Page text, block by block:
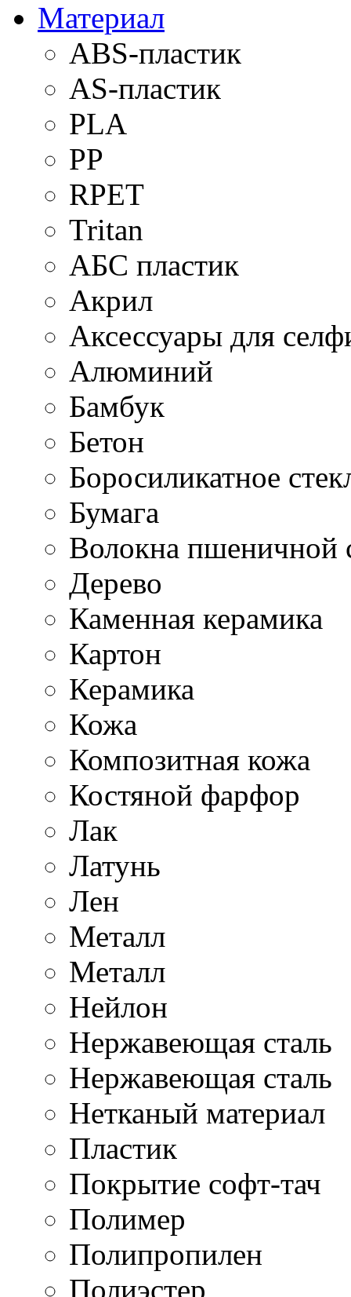
Материал
ABS-пластик
AS-пластик
PLA
PP
RPET
Tritan
АБС пластик
Акрил
Аксессуары для
Алюминий
Бамбук
Бетон
Боросиликатное
Бумага
Волокна пшеничной
Дерево
Каменная керамика
Картон
Керамика
Кожа
Композитная кожа
Костяной фарфор
Лак
Латунь
Лен
Металл
Металл
Нейлон
Нержавеющая cталь
Нержавеющая сталь
Нетканый материал
Пластик
Покрытие софт-тач
Полимер
Полипропилен
Полиэстер